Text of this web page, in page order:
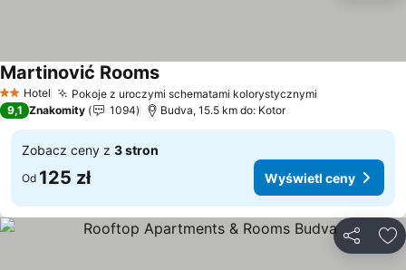
2 Kategoria
Hotel Pokoje z uroczymi schematami kolorystycznymi
Martinović Rooms
9,1 Znakomity 1094 Budva, 15.5 km do: Kotor
Zobacz ceny z 3 stron
Od 125 zł Wyświetl ceny